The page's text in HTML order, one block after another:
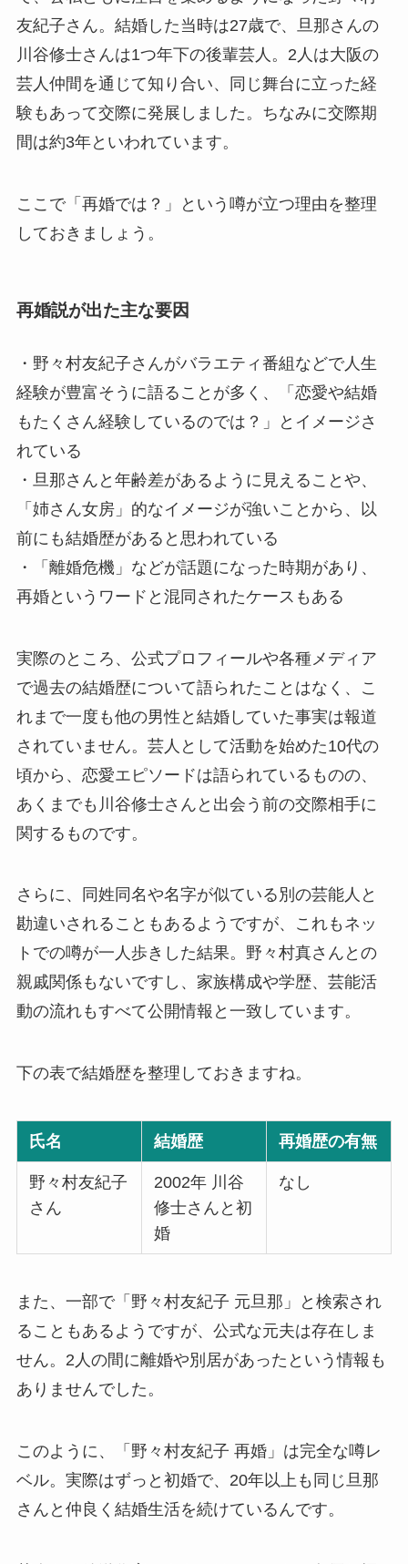
友紀子さん。結婚した当時は27歳で、旦那さんの
川谷修士さんは1つ年下の後輩芸人。2人は大阪の
芸人仲間を通じて知り合い、同じ舞台に立った経
験もあって交際に発展しました。ちなみに交際期
間は約3年といわれています。
ここで「再婚では？」という噂が立つ理由を整理
しておきましょう。
再婚説が出た主な要因
・野々村友紀子さんがバラエティ番組などで人生
経験が豊富そうに語ることが多く、「恋愛や結婚
もたくさん経験しているのでは？」とイメージさ
れている
・旦那さんと年齢差があるように見えることや、
「姉さん女房」的なイメージが強いことから、以
前にも結婚歴があると思われている
・「離婚危機」などが話題になった時期があり、
再婚というワードと混同されたケースもある
実際のところ、公式プロフィールや各種メディア
で過去の結婚歴について語られたことはなく、こ
れまで一度も他の男性と結婚していた事実は報道
されていません。芸人として活動を始めた10代の
頃から、恋愛エピソードは語られているものの、
あくまでも川谷修士さんと出会う前の交際相手に
関するものです。
さらに、同姓同名や名字が似ている別の芸能人と
勘違いされることもあるようですが、これもネッ
トでの噂が一人歩きした結果。野々村真さんとの
親戚関係もないですし、家族構成や学歴、芸能活
動の流れもすべて公開情報と一致しています。
下の表で結婚歴を整理しておきますね。
氏名 結婚歴 再婚歴の有無
野々村友紀子
さん
2002年 川谷
修士さんと初
婚
なし
また、一部で「野々村友紀子 元旦那」と検索され
ることもあるようですが、公式な元夫は存在しま
せん。2人の間に離婚や別居があったという情報も
ありませんでした。
このように、「野々村友紀子 再婚」は完全な噂レ
ベル。実際はずっと初婚で、20年以上も同じ旦那
さんと仲良く結婚生活を続けているんです。